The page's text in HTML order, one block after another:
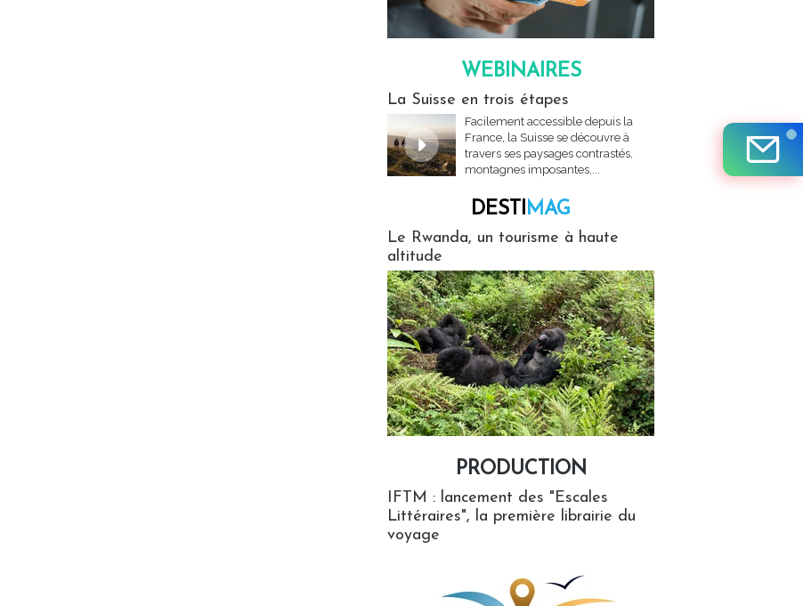
WEBINAIRES
La Suisse en trois étapes
Facilement accessible depuis la
France, la Suisse se découvre à
travers ses paysages contrastés,
montagnes imposantes,...
DESTIMAG
Le Rwanda, un tourisme à haute
altitude
PRODUCTION
IFTM : lancement des "Escales
Littéraires", la première librairie du
voyage